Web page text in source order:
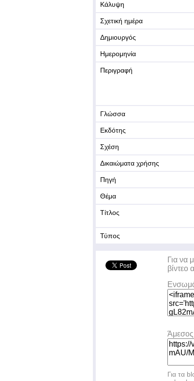
Κάλυψη
Σχετική ημέρα
Δημιουργός
Ημερομηνία
Περιγραφή
Γλώσσα
Εκδότης
Σχέση
Δικαιώματα χρήσης
Πηγή
Θέμα
Τίτλος
Τύπος
Για να
βίντεο
Για τα